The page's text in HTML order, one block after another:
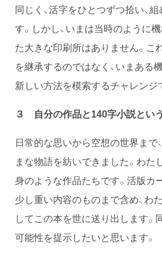
同じく、活字をひとつずつ拾い、
す。しかし、いまは当時のように
た大きな印刷所はありません。こ
を継承するのではなく、いまある
新しい方法を模索するチャレンジ
３ 自分の作品と140字小説とい
日常的な思いから空想の世界まで
まな物語を紡いできました。わた
身のような作品たちです。活版カ
少し重い内容のものまで含め、わ
してこの本を世に送り出します。
可能性を提示したいと思います。